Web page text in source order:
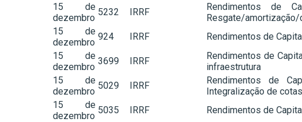
15 de
dezembro
5232 IRRF
Rendimentos de
Resgate/
15 de
dezembro
924 IRRF Rendimentos de
15 de
dezembro
3699 IRRF
Rendimentos de
infraestrutura
15 de
dezembro
5029 IRRF
Rendimentos de
Integralização de
15 de
dezembro
5035 IRRF Rendimentos de